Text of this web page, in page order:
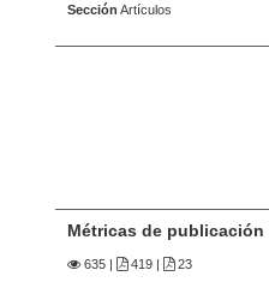
Sección Artículos
Métricas de publicación
635 | 419 | 23